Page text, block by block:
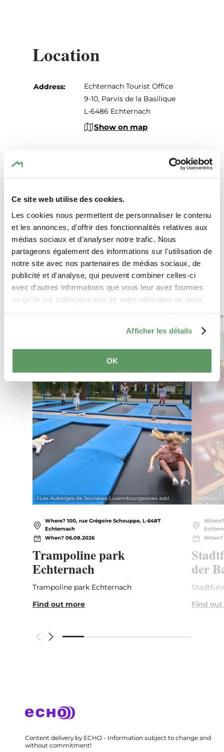
Ce site web utilise des cookies.
Les cookies nous permettent de personnaliser le contenu
et les annonces, d'offrir des fonctionnalités relatives aux
médias sociaux et d'analyser notre trafic. Nous
partageons également des informations sur l'utilisation de
notre site avec nos partenaires de médias sociaux, de
publicité et d'analyse, qui peuvent combiner celles-ci
avec d'autres informations que vous leur avez fournies
ou qu'ils ont collectées lors de votre utilisation de leurs
Afficher les détails
OK
9-10, Parvis de la Basilique
L-6486 Echternach
touristinfo@visitechternach.lu oder T.+352
Location
Address:
Echternach Tourist Office
9-10, Parvis de la Basilique
L-6486 Echternach
Show on map
Plan your journey
©Les Auberges de Jeunesse Luxembourgeoises asbl.
Where? 100, rue Grégoire Schouppe, L-6487
Echternach
When? 06.08.2026
Trampoline park
Echternach
Trampoline park Echternach
Find out more
©echo.lu
When?
der
Find
Content delivery by ECHO - Information subject to change and
without commitment!